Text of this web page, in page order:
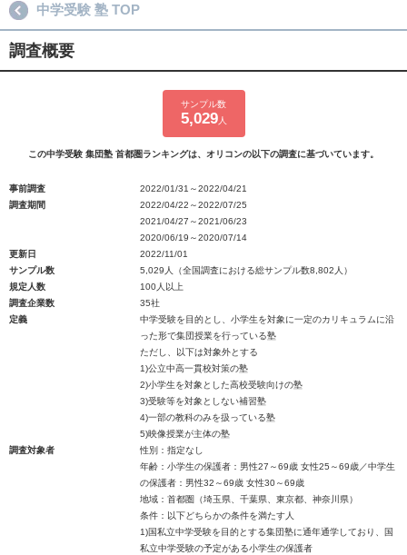
中学受験 塾 TOP
調査概要
サンプル数
5,029人
この中学受験 集団塾 首都圏ランキングは、オリコンの以下の調査に基づいています。
事前調査
2022/01/31～2022/04/21
調査期間
2022/04/22～2022/07/25
2021/04/27～2021/06/23
2020/06/19～2020/07/14
更新日
2022/11/01
サンプル数
5,029人（全国調査における総サンプル数8,802人）
規定人数
100人以上
調査企業数
35社
定義
中学受験を目的とし、小学生を対象に一定のカリキュラムに沿
った形で集団授業を行っている塾
ただし、以下は対象外とする
1)公立中高一貫校対策の塾
2)小学生を対象とした高校受験向けの塾
3)受験等を対象としない補習塾
4)一部の教科のみを扱っている塾
5)映像授業が主体の塾
調査対象者
性別：指定なし
年齢：小学生の保護者：男性27～69歳 女性25～69歳／中学生
の保護者：男性32～69歳 女性30～69歳
地域：首都圏（埼玉県、千葉県、東京都、神奈川県）
条件：以下どちらかの条件を満たす人
1)国私立中学受験を目的とする集団塾に通年通学しており、国
私立中学受験の予定がある小学生の保護者